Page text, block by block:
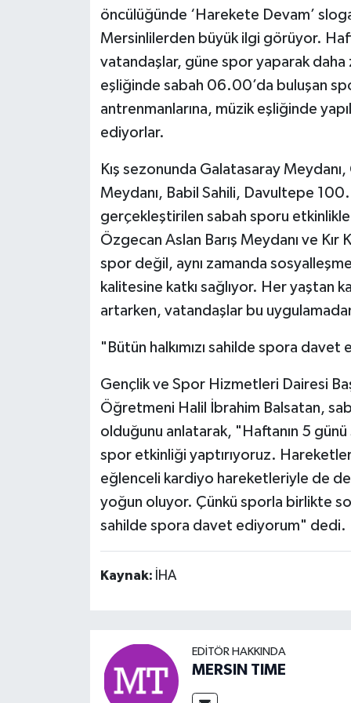
öncülüğünde ‘Harekete Devam’
Mersinlilerden büyük ilgi görüyor.
vatandaşlar, güne spor yaparak daha
eşliğinde sabah 06.00’da buluşan
antrenmanlarına, müzik eşliğinde
ediyorlar.
Kış sezonunda Galatasaray
Meydanı, Babil Sahili, Davultepe 100.
gerçekleştirilen sabah sporu
Özgecan Aslan Barış Meydanı ve
spor değil, aynı zamanda
kalitesine katkı sağlıyor. Her yaştan
artarken, vatandaşlar bu
"Bütün halkımızı sahilde spora davet
Gençlik ve Spor Hizmetleri Dairesi
Öğretmeni Halil İbrahim Balsatan,
olduğunu anlatarak, "Haftanın 5
spor etkinliği yaptırıyoruz.
eğlenceli kardiyo hareketleriyle de
yoğun oluyor. Çünkü sporla birlikte
sahilde spora davet ediyorum" dedi.
Kaynak: İHA
EDITÖR HAKKINDA
MERSIN TIME